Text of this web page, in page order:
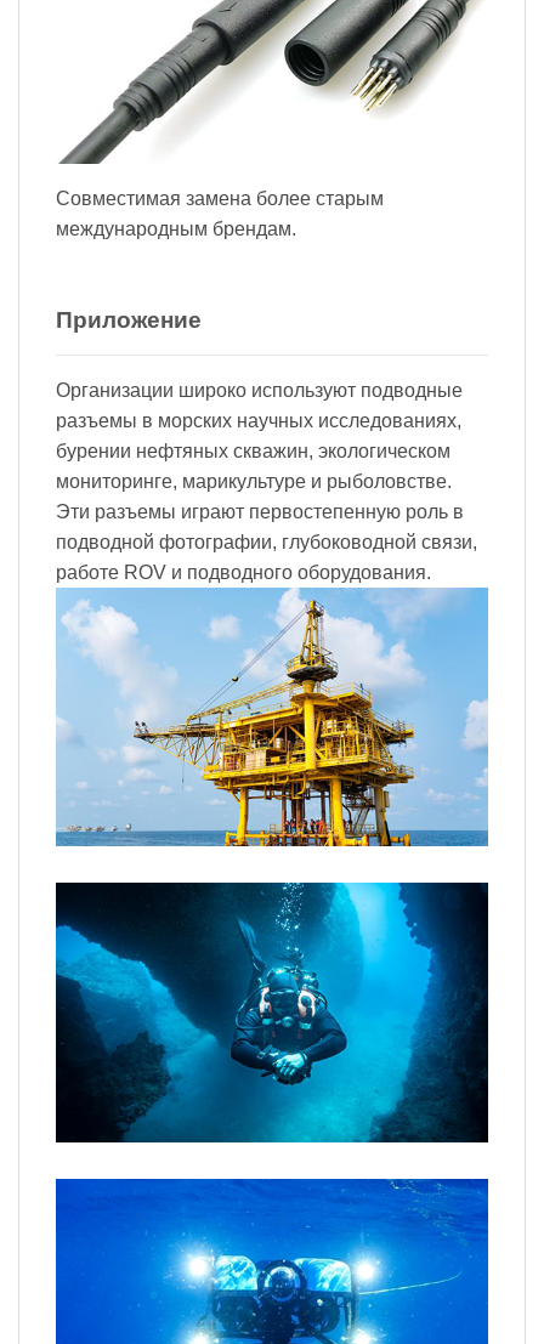
Совместимая замена более старым
международным брендам.
Приложение
Организации широко используют подводные
разъемы в морских научных исследованиях,
бурении нефтяных скважин, экологическом
мониторинге, марикультуре и рыболовстве.
Эти разъемы играют первостепенную роль в
подводной фотографии, глубоководной связи,
работе ROV и подводного оборудования.